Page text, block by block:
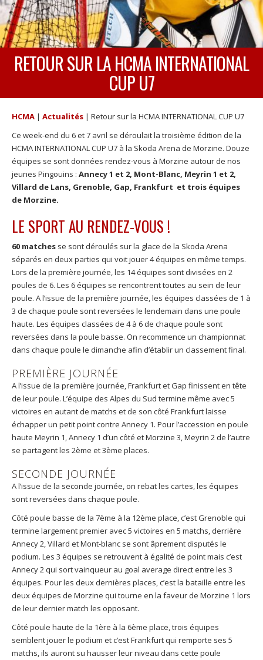
RETOUR SUR LA HCMA INTERNATIONAL
CUP U7
HCMA | Actualités | Retour sur la HCMA INTERNATIONAL CUP U7
Ce week-end du 6 et 7 avril se déroulait la troisième édition de la
HCMA INTERNATIONAL CUP U7 à la Skoda Arena de Morzine. Douze
équipes se sont données rendez-vous à Morzine autour de nos
jeunes Pingouins : Annecy 1 et 2, Mont-Blanc, Meyrin 1 et 2,
Villard de Lans, Grenoble, Gap, Frankfurt et trois équipes
de Morzine.
LE SPORT AU RENDEZ-VOUS !
60 matches se sont déroulés sur la glace de la Skoda Arena
séparés en deux parties qui voit jouer 4 équipes en même temps.
Lors de la première journée, les 14 équipes sont divisées en 2
poules de 6. Les 6 équipes se rencontrent toutes au sein de leur
poule. A l’issue de la première journée, les équipes classées de 1 à
3 de chaque poule sont reversées le lendemain dans une poule
haute. Les équipes classées de 4 à 6 de chaque poule sont
reversées dans la poule basse. On recommence un championnat
dans chaque poule le dimanche afin d’établir un classement final.
PREMIÈRE JOURNÉE
A l’issue de la première journée, Frankfurt et Gap finissent en tête
de leur poule. L’équipe des Alpes du Sud termine même avec 5
victoires en autant de matchs et de son côté Frankfurt laisse
échapper un petit point contre Annecy 1. Pour l’accession en poule
haute Meyrin 1, Annecy 1 d’un côté et Morzine 3, Meyrin 2 de l’autre
se partagent les 2ème et 3ème places.
SECONDE JOURNÉE
A l’issue de la seconde journée, on rebat les cartes, les équipes
sont reversées dans chaque poule.
Côté poule basse de la 7ème à la 12ème place, c’est Grenoble qui
termine largement premier avec 5 victoires en 5 matchs, derrière
Annecy 2, Villard et Mont-blanc se sont âprement disputés le
podium. Les 3 équipes se retrouvent à égalité de point mais c’est
Annecy 2 qui sort vainqueur au goal average direct entre les 3
équipes. Pour les deux dernières places, c’est la bataille entre les
deux équipes de Morzine qui tourne en la faveur de Morzine 1 lors
de leur dernier match les opposant.
Côté poule haute de la 1ère à la 6ème place, trois équipes
semblent jouer le podium et c’est Frankfurt qui remporte ses 5
matchs, ils auront su hausser leur niveau dans cette poule